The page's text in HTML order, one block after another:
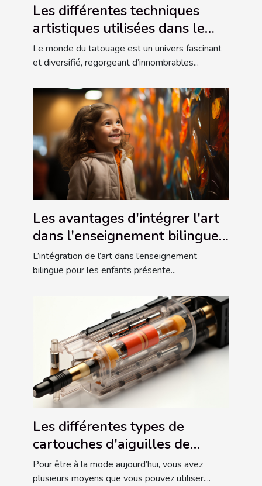
Les différentes techniques
artistiques utilisées dans le
tatouage
Le monde du tatouage est un univers fascinant
et diversifié, regorgeant d’innombrables...
Les avantages d'intégrer l'art
dans l'enseignement bilingue
pour les enfants
L’intégration de l’art dans l’enseignement
bilingue pour les enfants présente...
Les différentes types de
cartouches d'aiguilles de
tatouage
Pour être à la mode aujourd’hui, vous avez
plusieurs moyens que vous pouvez utiliser....